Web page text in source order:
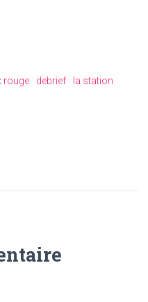
rouge debrief
la station